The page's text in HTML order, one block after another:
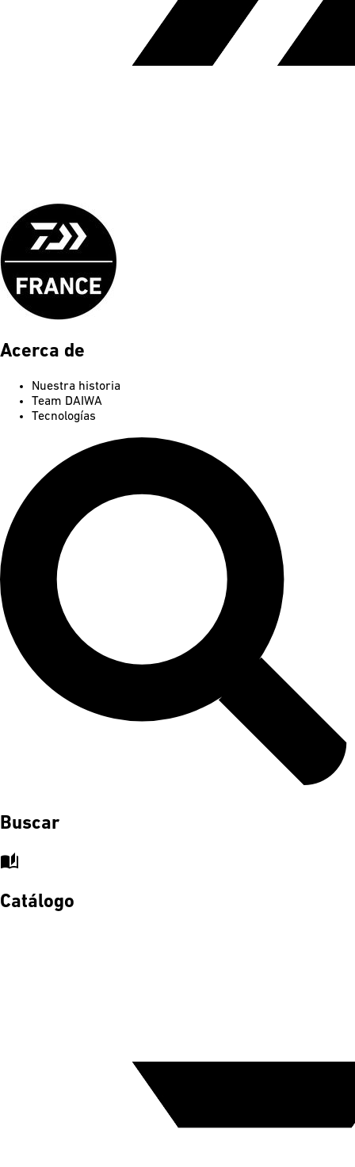
Acerca de
Nuestra historia
Team DAIWA
Tecnologías
Buscar
auto_stories
Catálogo